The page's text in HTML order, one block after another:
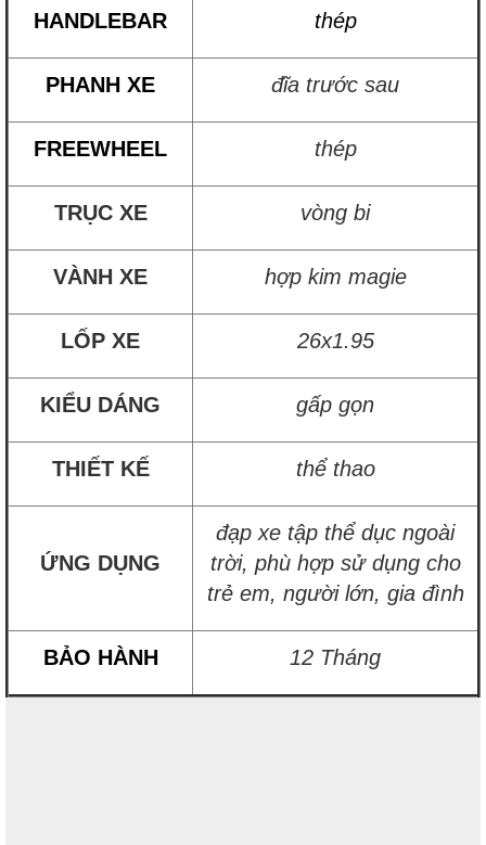
HANDLEBAR thép
PHANH XE đĩa trước sau
FREEWHEEL thép
TRỤC XE vòng bi
VÀNH XE hợp kim magie
LỐP XE 26x1.95
KIỂU DÁNG gấp gọn
THIẾT KẾ thể thao
ỨNG DỤNG
đạp xe tập thể dục ngoài
trời, phù hợp sử dụng cho
trẻ em, người lớn, gia đình
BẢO HÀNH 12 Tháng